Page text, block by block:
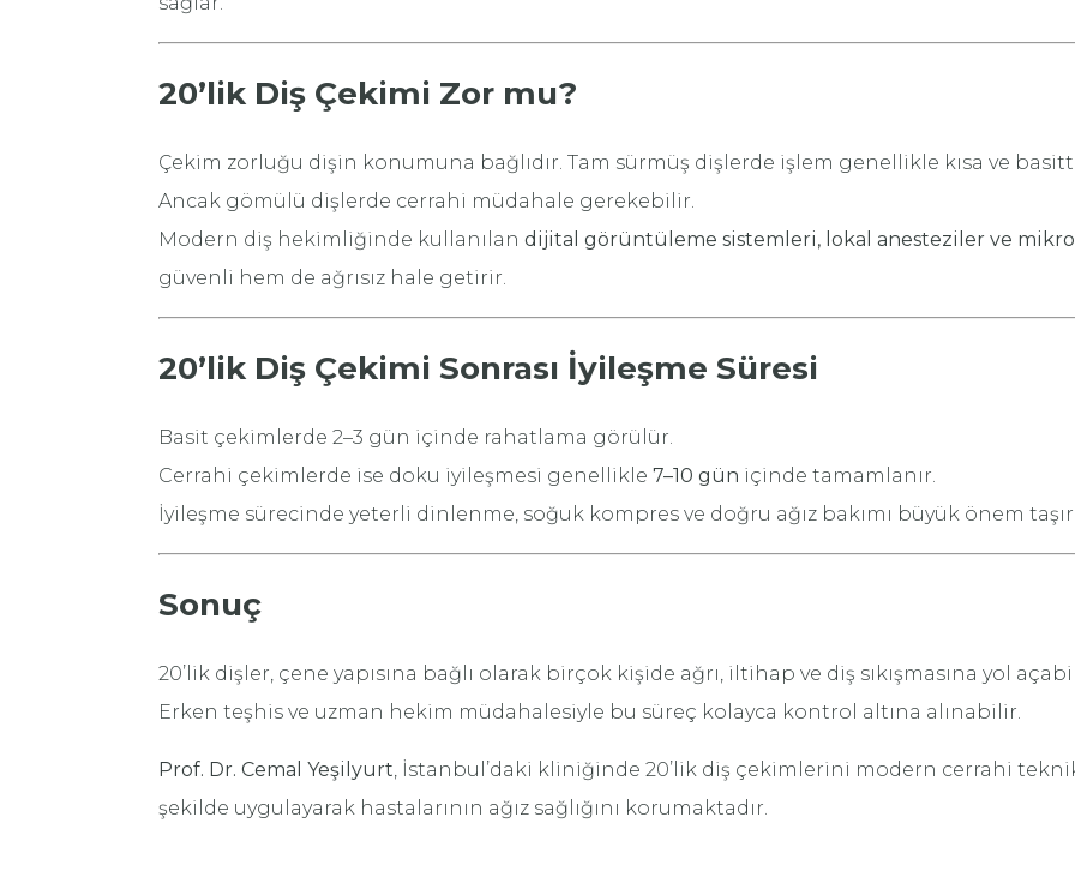
20’lik Diş Çekimi Zor mu?
Çekim zorluğu dişin konumuna bağlıdır. Tam sürmüş dişlerde işlem genellikle kısa ve
Ancak gömülü dişlerde cerrahi müdahale gerekebilir.
Modern diş hekimliğinde kullanılan dijital görüntüleme sistemleri, lokal anesteziler ve
güvenli hem de ağrısız hale getirir.
20’lik Diş Çekimi Sonrası İyileşme Süresi
Basit çekimlerde 2–3 gün içinde rahatlama görülür.
Cerrahi çekimlerde ise doku iyileşmesi genellikle 7–10 gün içinde tamamlanır.
İyileşme sürecinde yeterli dinlenme, soğuk kompres ve doğru ağız bakımı büyük önem taşır.
Sonuç
20’lik dişler, çene yapısına bağlı olarak birçok kişide ağrı, iltihap ve diş sıkışmasına yol
Erken teşhis ve uzman hekim müdahalesiyle bu süreç kolayca kontrol altına alınabilir.
Prof. Dr. Cemal Yeşilyurt, İstanbul’daki kliniğinde 20’lik diş çekimlerini modern cerrahi
şekilde uygulayarak hastalarının ağız sağlığını korumaktadır.